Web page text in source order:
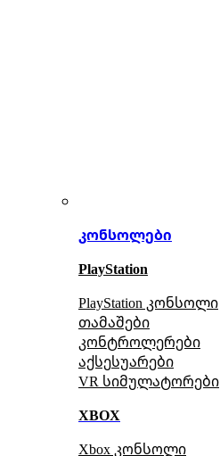
კონსოლები
PlayStation
PlayStation კონსოლი
თამაშები
კონტროლერები
აქსესუარები
VR სიმულატორები
XBOX
Xbox კონსოლი